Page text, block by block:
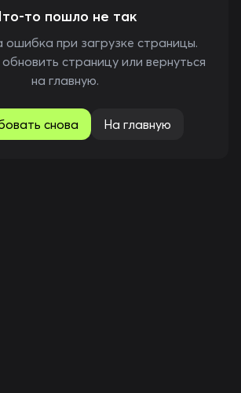
то пошло не так
при загрузке страницы.
страницу или вернуться
на главную.
снова На главную